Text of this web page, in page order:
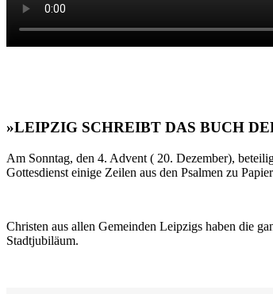
»LEIPZIG SCHREIBT DAS BUCH
Am Sonntag, den 4. Advent ( 20. Dezember),
Gottesdienst einige Zeilen aus den Psalmen zu
Christen aus allen Gemeinden Leipzigs haben die
Stadtjubiläum.